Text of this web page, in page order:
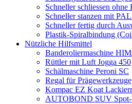
Schneller schliessen ohne
Schneller stanzen mit
Schneller fertig durch
Plastik-Spiralbindung
Nützliche Hilfsmittel
Banderoliermaschine
Rüttler mit Luft Jogga 450
Schälmaschine Peroni SC
Regal für
Kompac EZ Koat
AUTOBOND SUV